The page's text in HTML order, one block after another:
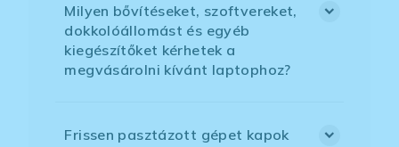
Milyen bővítéseket, szoftvereket,
dokkolóállomást és egyéb
kiegészítőket kérhetek a
megvásárolni kívánt laptophoz?
Frissen pasztázott gépet kapok